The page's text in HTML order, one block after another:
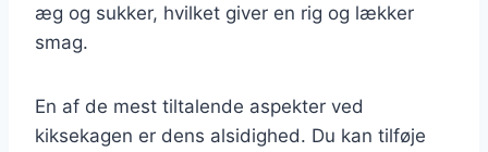
æg og sukker, hvilket giver en rig og lækker
smag.
En af de mest tiltalende aspekter ved
kiksekagen er dens alsidighed. Du kan tilføje